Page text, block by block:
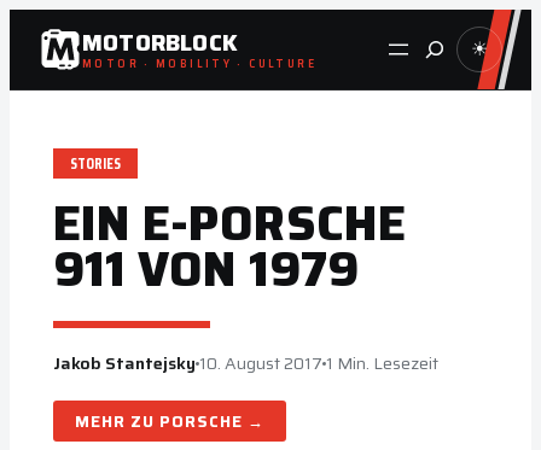
Zum
Inhalt
springen
MOTORBLOCK
MOTOR · MOBILITY · CULTURE Suche ☀
STORIES
EIN E-PORSCHE
911 VON 1979
Jakob Stantejsky 10. August 2017 1 Min. Lesezeit
PORSCHE